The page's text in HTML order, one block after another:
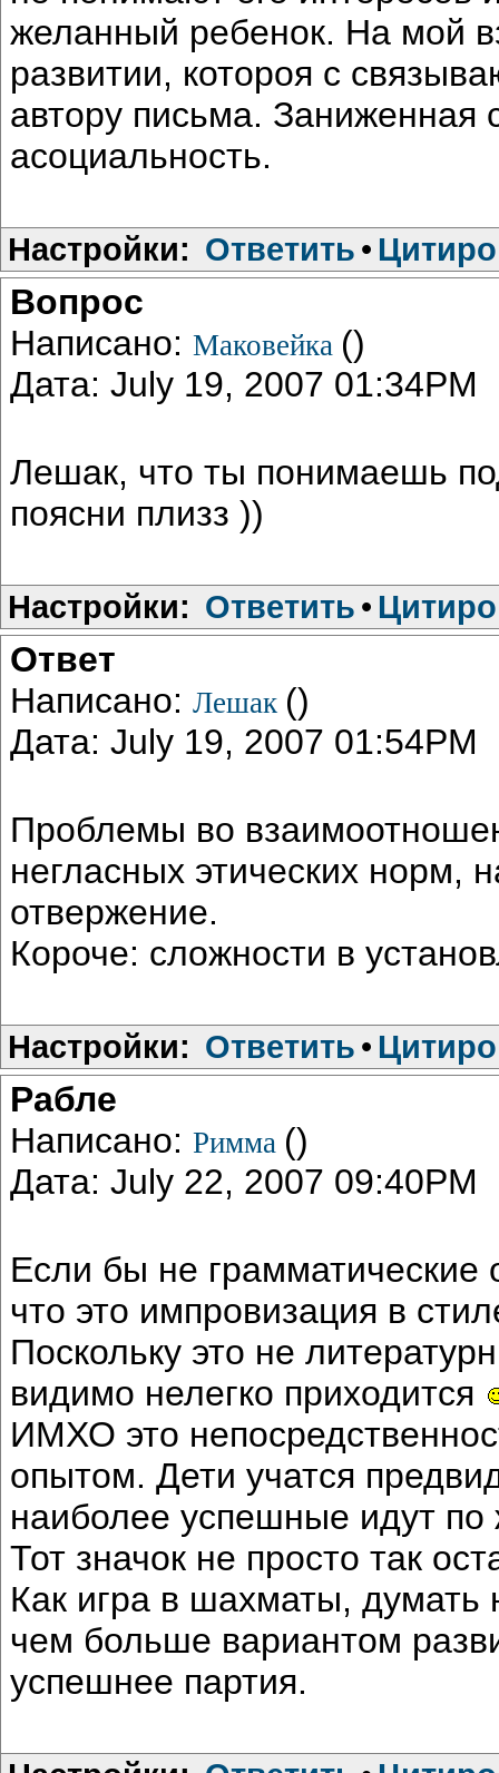
желанный ребенок. На мой
развитии, котороя с
автору письма.
асоциальность.
Настройки: Ответить •
Вопрос
Написано: Маковейка ()
Дата: July 19, 2007 01:34PM
Лешак, что ты понимаешь
поясни плизз ))
Настройки: Ответить •
Ответ
Написано: Лешак ()
Дата: July 19, 2007 01:54PM
Проблемы во
негласных этических норм,
отвержение.
Короче: сложности в
Настройки: Ответить •
Рабле
Написано: Римма ()
Дата: July 22, 2007 09:40PM
Если бы не
что это импровизация в
Поскольку это не
видимо нелегко приходится
ИМХО это
опытом. Дети учатся
наиболее успешные идут
Тот значок не просто так
Как игра в шахматы,
чем больше вариантом
успешнее партия.